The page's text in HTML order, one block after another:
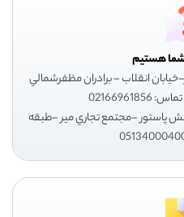
هستیم
انقلاب - برادران مظفرشمالي
پاستور -مجتمع تجاري مير -طبقه